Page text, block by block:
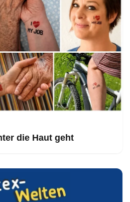
die Haut geht